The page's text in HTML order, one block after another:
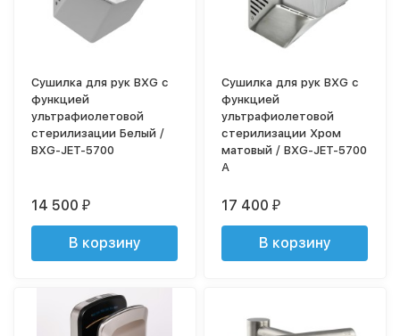
Сушилка для рук BXG с
функцией
ультрафиолетовой
стерилизации Белый /
BXG-JET-5700
14 500₽
В корзину
Сушилка для рук BXG с
функцией
ультрафиолетовой
стерилизации Хром
матовый / BXG-JET-5700
А
17 400₽
В корзину